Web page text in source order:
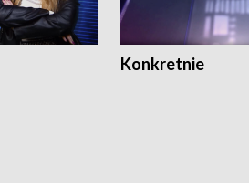
Konkretnie